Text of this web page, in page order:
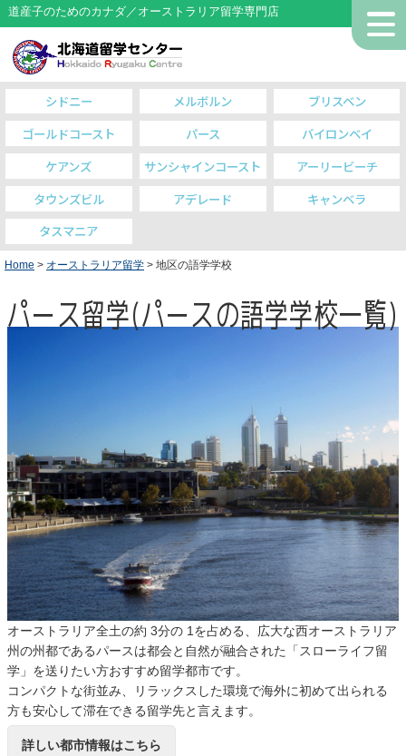
道産子のためのカナダ／オーストラリア留学専門店
シドニー メルボルン
ブリスベン
ゴールドコースト
パース
バイロンベイ
ケアンズ
サンシャインコースト
アーリービーチ
タウンズビル
アデレード
キャンベラ
タスマニア
Home > オーストラリア留学 > 地区の語学学校
パース留学(パースの語学学校一覧)
オーストラリア全土の約 3分の 1を占める、広大な西オーストラリア
州の州都であるパースは都会と自然が融合された「スローライフ留
学」を送りたい方おすすめ留学都市です。
コンパクトな街並み、リラックスした環境で海外に初めて出られる
方も安心して滞在できる留学先と言えます。
詳しい都市情報はこちら